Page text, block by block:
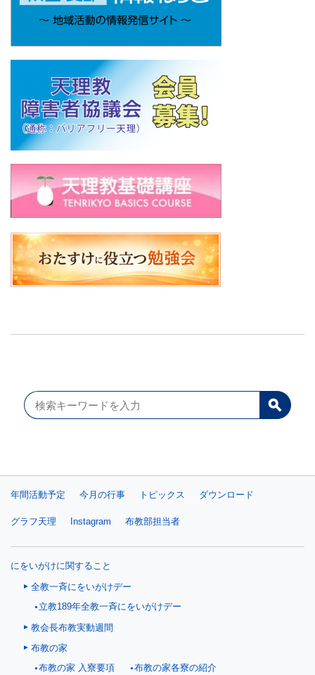
年間活動予定 今月の行事 トピックス ダウンロード
グラフ天理 Instagram 布教部担当者
にをいがけに関すること
全教一斉にをいがけデー
立教189年全教一斉にをいがけデー
教会長布教実動週間
布教の家
布教の家 入寮要項 布教の家各寮の紹介